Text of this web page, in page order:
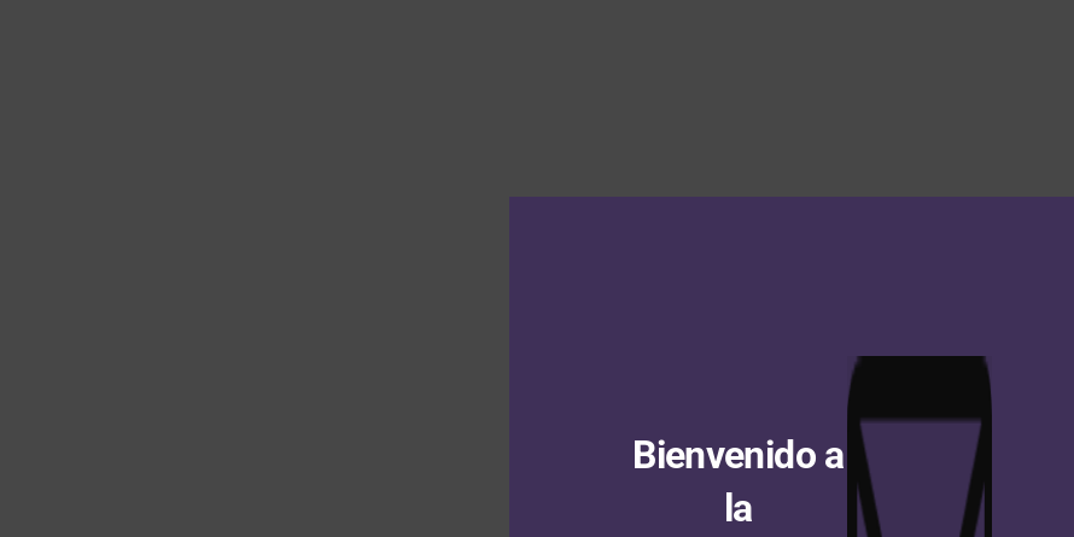
Bienvenido a
la